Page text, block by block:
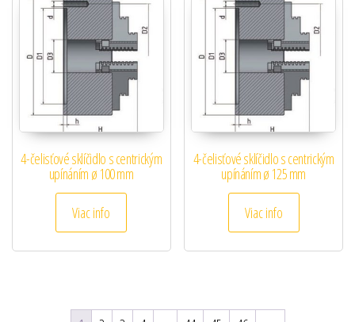
4-čelisťové sklíčidlo s centrickým
upínáním ø 100 mm
Viac info
4-čelisťové sklíčidlo s centrickým
upínáním ø 125 mm
Viac info